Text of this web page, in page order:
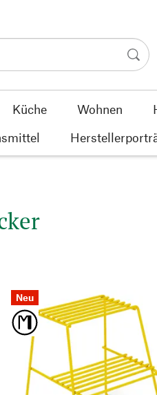
Küche Wohnen
Neu